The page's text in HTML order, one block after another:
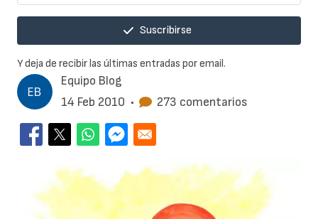
Equipo Blog
14 Feb 2010 • 273 comentarios
Suscribirse
Y deja de recibir las últimas entradas por email.